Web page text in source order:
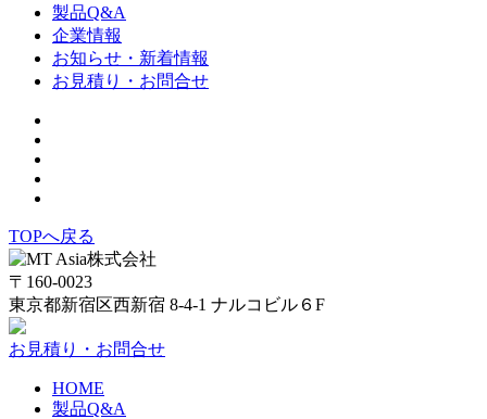
製品Q&A
企業情報
お知らせ・新着情報
お見積り・お問合せ
TOPへ戻る
〒160-0023
東京都新宿区西新宿 8-4-1 ナルコビル６F
お見積り・お問合せ
HOME
製品Q&A